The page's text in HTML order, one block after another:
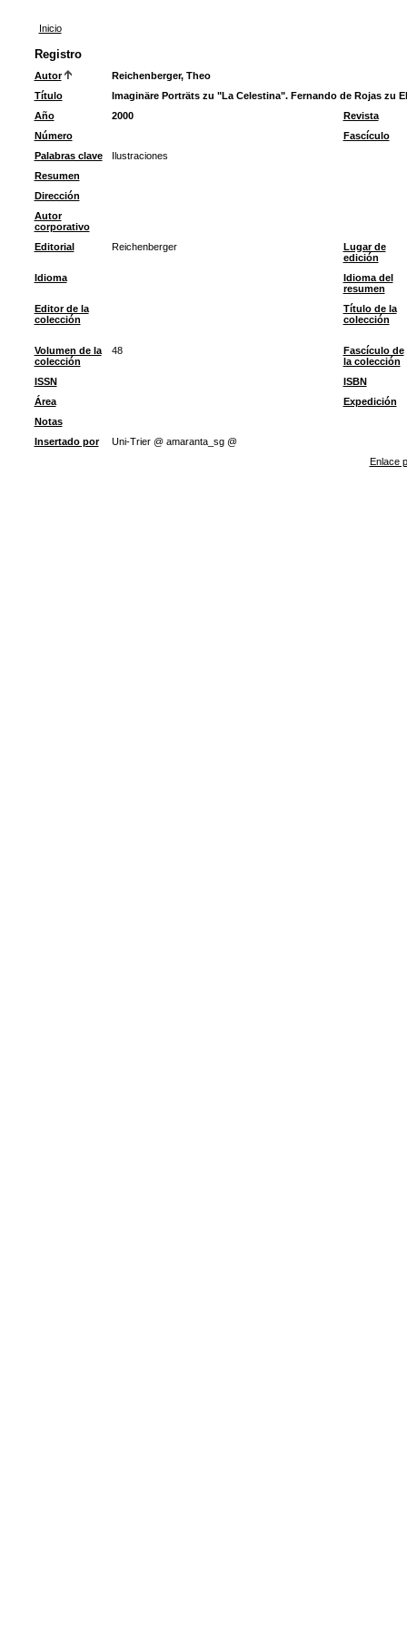
Inicio
Registro
Autor
Reichenberger, Theo
Título
Imaginäre Porträts zu "La Celestina". Fernando de Rojas zu
Año
2000
Revista
Número
Fascículo
Palabras clave
Ilustraciones
Resumen
Dirección
Autor
corporativo
Editorial
Reichenberger
Lugar de
edición
Idioma
Idioma del
resumen
Editor de la
colección
Título de la
colección
Volumen de la
colección
48
Fascículo de
la colección
ISSN
ISBN
Área
Expedición
Notas
Insertado por
Uni-Trier @ amaranta_sg @
Enlace